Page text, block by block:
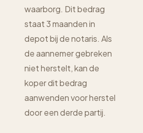
waarborg. Dit bedrag
staat 3 maanden in
depot bij de notaris. Als
de aannemer gebreken
niet herstelt, kan de
koper dit bedrag
aanwenden voor herstel
door een derde partij.